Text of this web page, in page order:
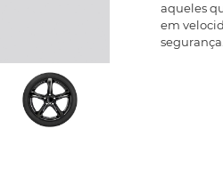
aqueles
em
segurança.